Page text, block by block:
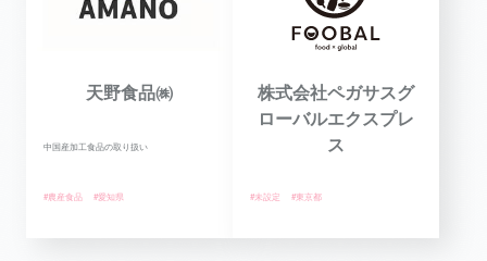
天野食品㈱
中国産加工食品の取り扱い
#農産食品 #愛知県
株式会社ペガサスグ
ローバルエクスプレ
ス
#未設定 #東京都